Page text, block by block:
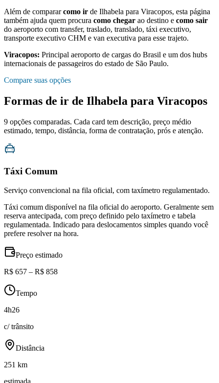
Além de compararcomo ir de Ilhabela para Viracopos, esta página
também ajuda quem procura como chegar ao destino e como sair
do aeroporto com transfer, traslado, translado, táxi executivo,
transporte executivo CHM e van executiva para esse trajeto.
Viracopos: Principal aeroporto de cargas do Brasil e um dos hubs
internacionais de passageiros do estado de São Paulo.
Compare suas opções
Formas de ir de Ilhabela para Viracopos
9 opções comparadas. Cada card tem descrição, preço médio
estimado, tempo, distância, forma de contratação, prós e atenção.
Táxi Comum
Serviço convencional na fila oficial, com taxímetro regulamentado.
Táxi comum disponível na fila oficial do aeroporto. Geralmente sem
reserva antecipada, com preço definido pelo taxímetro e tabela
regulamentada. Indicado para deslocamentos simples quando você
prefere resolver na hora.
Preço estimado
R$ 657 – R$ 858
Tempo
4h26
c/ trânsito
Distância
251 km
estimada